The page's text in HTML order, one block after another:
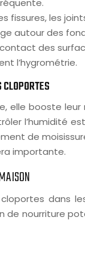
fissures, les
autour des
des
l’hygrométrie.
elle booste
l’humidité
de
importante.
dans
de nourriture